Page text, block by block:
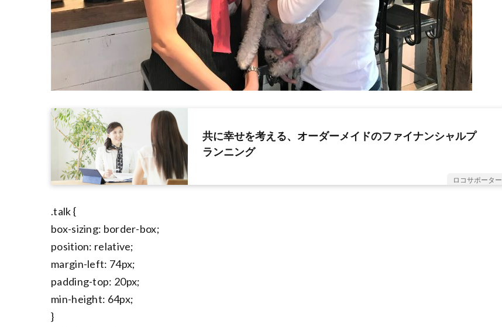
共に幸せを考える、オーダーメイドのファイナンシャルプ
ランニング
ロコサポーター
.talk {
box-sizing: border-box;
position: relative;
margin-left: 74px;
padding-top: 20px;
min-height: 64px;
}